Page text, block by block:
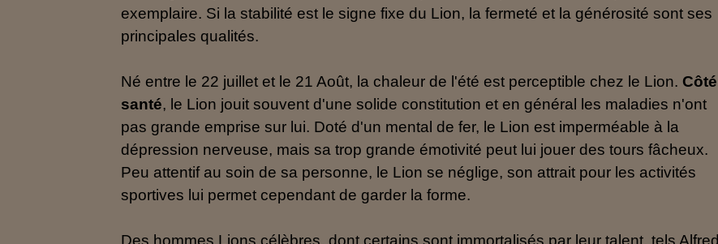
exemplaire. Si la stabilité est le signe fixe du Lion, la fermeté et la générosité sont ses
principales qualités.
Né entre le 22 juillet et le 21 Août, la chaleur de l'été est perceptible chez le Lion.Côté
santé, le Lion jouit souvent d'une solide constitution et en général les maladies n'ont
pas grande emprise sur lui. Doté d'un mental de fer, le Lion est imperméable à la
dépression nerveuse, mais sa trop grande émotivité peut lui jouer des tours fâcheux.
Peu attentif au soin de sa personne, le Lion se néglige, son attrait pour les activités
sportives lui permet cependant de garder la forme.